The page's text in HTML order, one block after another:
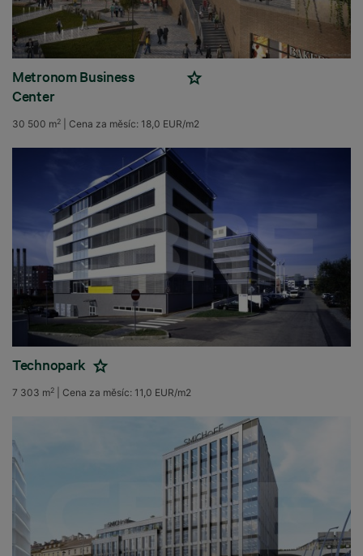
Metronom Business
Center
30 500 m2 Cena za měsíc: 18,0 EUR/m2
Technopark
7 303 m2 Cena za měsíc: 11,0 EUR/m2